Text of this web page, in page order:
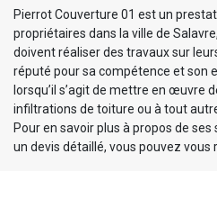
Pierrot Couverture 01 est un
propriétaires dans la ville de
doivent réaliser des travaux sur
réputé pour sa compétence et son
lorsqu’il s’agit de mettre en œuvre
infiltrations de toiture ou à tout
Pour en savoir plus à propos de
un devis détaillé, vous pouvez vous